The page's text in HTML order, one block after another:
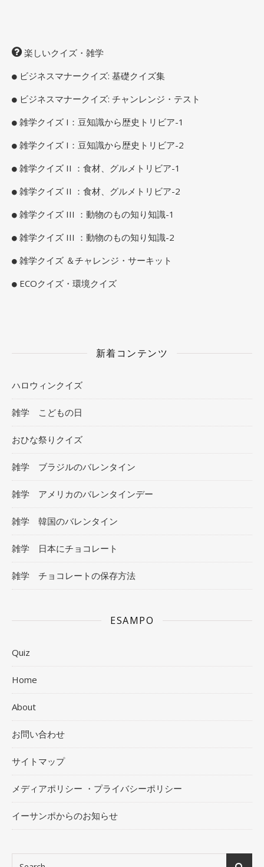
楽しいクイズ・雑学
ビジネスマナークイズ: 基礎クイズ集
ビジネスマナークイズ: チャンレンジ・テスト
雑学クイズ I：豆知識から歴史トリビア-1
雑学クイズ I：豆知識から歴史トリビア-2
雑学クイズ II ：食材、グルメトリビア-1
雑学クイズ II ：食材、グルメトリビア-2
雑学クイズ III ：動物のもの知り知識-1
雑学クイズ III ：動物のもの知り知識-2
雑学クイズ ＆チャレンジ・サーキット
ECOクイズ・環境クイズ
新着コンテンツ
ハロウィンクイズ
雑学 こどもの日
おひな祭りクイズ
雑学 ブラジルのバレンタイン
雑学 アメリカのバレンタインデー
雑学 韓国のバレンタイン
雑学 日本にチョコレート
雑学 チョコレートの保存方法
ESAMPO
Quiz
Home
About
お問い合わせ
サイトマップ
メディアポリシー ・プライバシーポリシー
イーサンポからのお知らせ